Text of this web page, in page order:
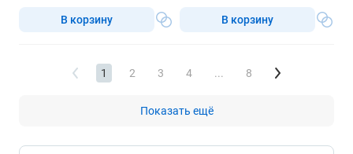
В корзину В корзину
1 2 3 4 ... 8
Показать ещё